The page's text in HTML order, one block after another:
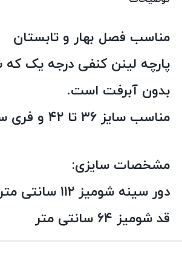
مناسب فصل بهار و تابستان
پارچه لینن کنفی درجه یک
بدون آبرفت است.
مناسب سایز ۳۶ تا ۴۲ و فری سایز
مشخصات سایزی:
دور سینه شومیز ۱۱۲ سانتی متر
قد شومیز ۶۴ سانتی متر